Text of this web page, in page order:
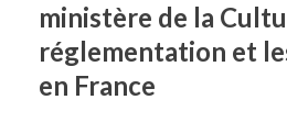
ministère de la
réglementation et
en France